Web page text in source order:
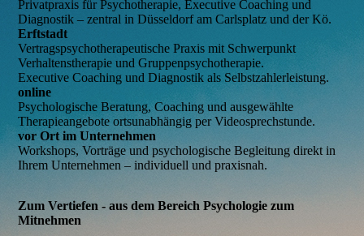
Privatpraxis für Psychotherapie, Executive Coaching und
Diagnostik – zentral in Düsseldorf am Carlsplatz und der Kö.
Erftstadt
Vertragspsychotherapeutische Praxis mit Schwerpunkt
Verhaltenstherapie und Gruppenpsychotherapie.
Executive Coaching und Diagnostik als Selbstzahlerleistung.
online
Psychologische Beratung, Coaching und ausgewählte
Therapieangebote ortsunabhängig per Videosprechstunde.
vor Ort im Unternehmen
Workshops, Vorträge und psychologische Begleitung direkt in
Ihrem Unternehmen – individuell und praxisnah.
Zum Vertiefen - aus dem Bereich Psychologie zum
Mitnehmen